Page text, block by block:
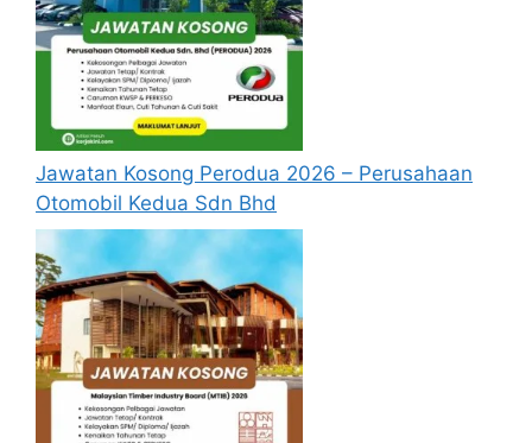
Jawatan Kosong Perodua 2026 – Perusahaan
Otomobil Kedua Sdn Bhd